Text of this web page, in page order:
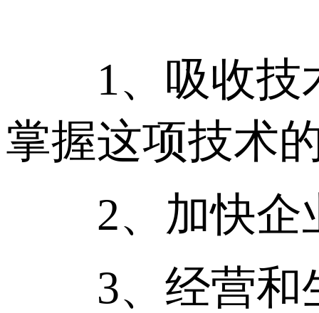
1、吸收技术
掌握这项技术
2、加快企业
3、经营和